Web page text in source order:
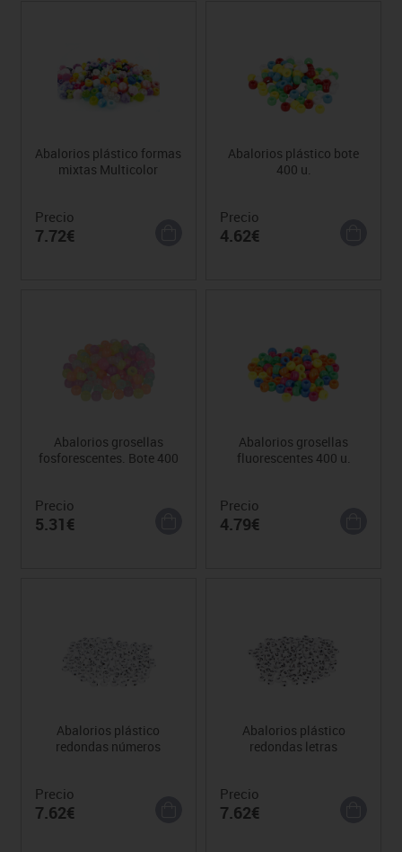
Abalorios plástico formas
mixtas Multicolor
Precio
7.72€
Abalorios plástico bote
400 u.
Precio
4.62€
Abalorios grosellas
fosforescentes. Bote 400
Precio
5.31€
Abalorios grosellas
fluorescentes 400 u.
Precio
4.79€
Abalorios plástico
redondas números
Precio
7.62€
Abalorios plástico
redondas letras
Precio
7.62€